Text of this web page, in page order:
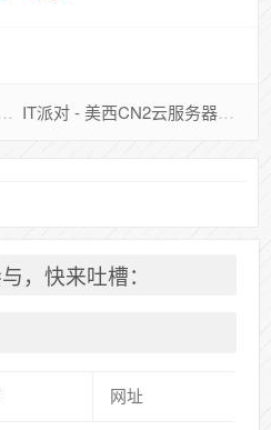
IT派对 - 美西CN2云服务器评测
，快来吐槽：